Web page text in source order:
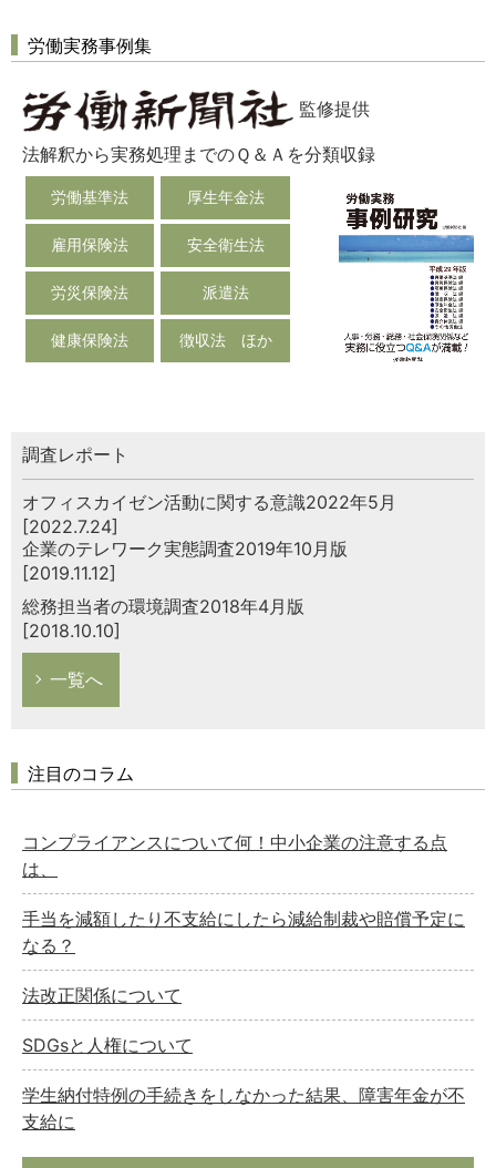
労働実務事例集
監修提供
法解釈から実務処理までのＱ＆Ａを分類収録
労働基準法 厚生年金法
雇用保険法 安全衛生法
労災保険法 派遣法
健康保険法 徴収法 ほか
調査レポート
オフィスカイゼン活動に関する意識2022年5月
[2022.7.24]
企業のテレワーク実態調査2019年10月版
[2019.11.12]
総務担当者の環境調査2018年4月版
[2018.10.10]
一覧へ
注目のコラム
コンプライアンスについて何！中小企業の注意する点
は、
手当を減額したり不支給にしたら減給制裁や賠償予定に
なる？
法改正関係について
SDGsと人権について
学生納付特例の手続きをしなかった結果、障害年金が不
支給に